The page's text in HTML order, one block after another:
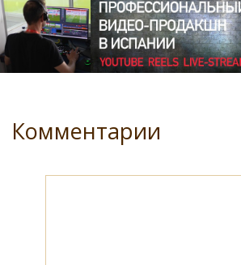
Комментарии